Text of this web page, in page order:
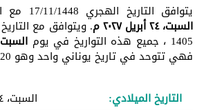
يتوافق التاريخ الهجري 17/11/1448 مع التاريخ الميلادي في
السبت، ٢٤ أبريل ٢٠٢٧ م
1405 ، جميع هذه التواريخ في يوم السبت
فهي تتوحد في تاريخ يوناني واحد وهو 2461520.
التاريخ الميلادي:
السبت، ٢٤ أبريل ٢٠٢٧ م